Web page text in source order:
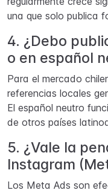
una que solo publica
4. ¿Debo
o en español
Para el mercado
referencias locales
El español neutro
de otros países
5. ¿Vale la
Instagram
Los Meta Ads son